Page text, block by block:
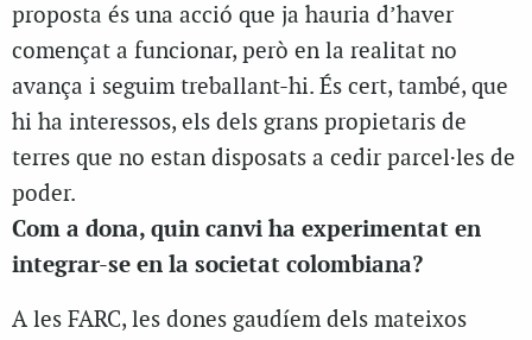
proposta és una acció que ja hauria d’haver
començat a funcionar, però en la realitat no
avança i seguim treballant-hi. És cert, també, que
hi ha interessos, els dels grans propietaris de
terres que no estan disposats a cedir parcel·les de
poder.
Com a dona, quin canvi ha experimentat en
integrar-se en la societat colombiana?
A les FARC, les dones gaudíem dels mateixos